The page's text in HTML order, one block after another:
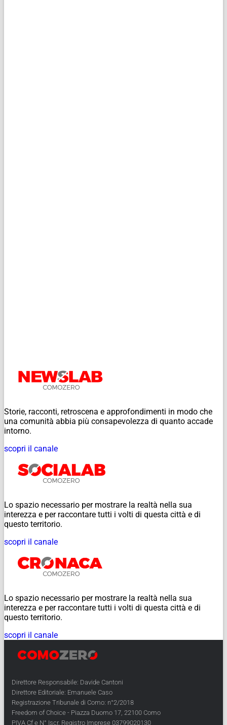
Storie, racconti, retroscena e approfondimenti in modo che
una comunità abbia più consapevolezza di quanto accade
intorno.
scopri il canale
Lo spazio necessario per mostrare la realtà nella sua
interezza e per raccontare tutti i volti di questa città e di
questo territorio.
scopri il canale
Lo spazio necessario per mostrare la realtà nella sua
interezza e per raccontare tutti i volti di questa città e di
questo territorio.
scopri il canale
Direttore Responsabile: Davide Cantoni
Direttore Editoriale: Emanuele Caso
Registrazione Tribunale di Como: n°2/2018
Freedom of Choice - Piazza Duomo 17, 22100 Como
PIVA Cf e N° Iscr. Registro Imprese 03799020130